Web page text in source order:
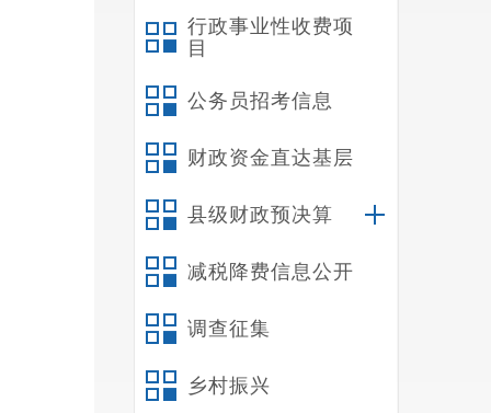
行政事业性收费项
目
公务员招考信息
财政资金直达基层
县级财政预决算
减税降费信息公开
调查征集
乡村振兴